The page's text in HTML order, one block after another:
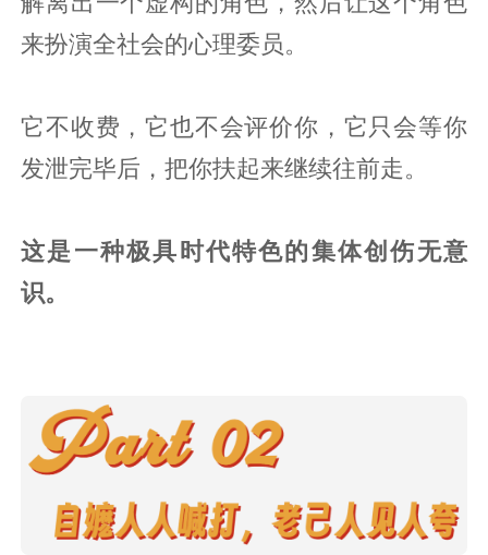
来扮演全社会的心理委员。
它不收费，它也不会评价你，它只会等你
发泄完毕后，把你扶起来继续往前走。
这是一种极具时代特色的集体创伤无意
识。